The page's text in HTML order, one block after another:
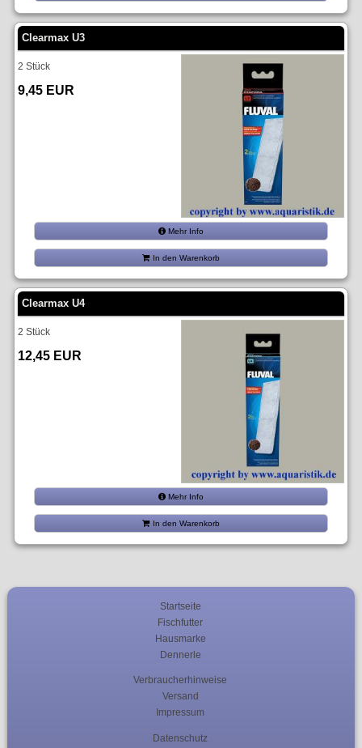
Clearmax U3
2 Stück
9,45 EUR
Mehr Info
In den Warenkorb
Clearmax U4
2 Stück
12,45 EUR
Mehr Info
In den Warenkorb
Startseite
Fischfutter
Hausmarke
Dennerle
Verbraucherhinweise
Versand
Impressum
Datenschutz